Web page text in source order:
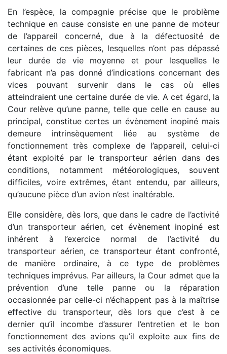
En l’espèce, la compagnie précise que le problème
technique en cause consiste en une panne de moteur
de l’appareil concerné, due à la défectuosité de
certaines de ces pièces, lesquelles n’ont pas dépassé
leur durée de vie moyenne et pour lesquelles le
fabricant n’a pas donné d’indications concernant des
vices pouvant survenir dans le cas où elles
atteindraient une certaine durée de vie. A cet égard, la
Cour relève qu’une panne, telle que celle en cause au
principal, constitue certes un évènement inopiné mais
demeure intrinsèquement liée au système de
fonctionnement très complexe de l’appareil, celui-ci
étant exploité par le transporteur aérien dans des
conditions, notamment météorologiques, souvent
difficiles, voire extrêmes, étant entendu, par ailleurs,
qu’aucune pièce d’un avion n’est inaltérable.
Elle considère, dès lors, que dans le cadre de l’activité
d’un transporteur aérien, cet évènement inopiné est
inhérent à l’exercice normal de l’activité du
transporteur aérien, ce transporteur étant confronté,
de manière ordinaire, à ce type de problèmes
techniques imprévus. Par ailleurs, la Cour admet que la
prévention d’une telle panne ou la réparation
occasionnée par celle-ci n’échappent pas à la maîtrise
effective du transporteur, dès lors que c’est à ce
dernier qu’il incombe d’assurer l’entretien et le bon
fonctionnement des avions qu’il exploite aux fins de
ses activités économiques.